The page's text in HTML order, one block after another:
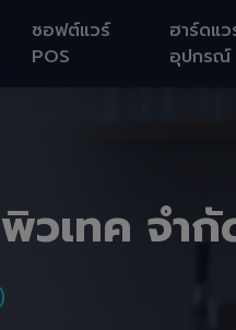
ซอฟต์แวร์
POS
ฮาร์ดแ
อุปกรณ์
วเทค จำ